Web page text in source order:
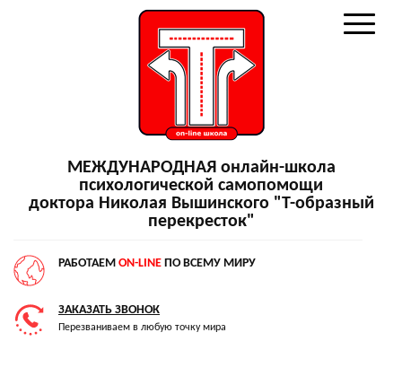
МЕЖДУНАРОДНАЯ онлайн-школа
психологической самопомощи
доктора Николая Вышинского "Т-образный
перекресток"
РАБОТАЕМ ON-LINE ПО ВСЕМУ МИРУ
ЗАКАЗАТЬ ЗВОНОК
Перезваниваем в любую точку мира